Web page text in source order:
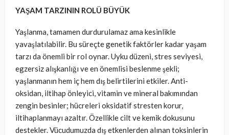
YAŞAM TARZININ ROLÜ BÜYÜK
Yaşlanma, tamamen durdurulamaz ama kesinlikle
yavaşlatılabilir. Bu süreçte genetik faktörler kadar yaşam
tarzı da önemli bir rol oynar. Uyku düzeni, stres seviyesi,
egzersiz alışkanlığı ve en önemlisi beslenme şekli;
yaşlanmanın hem iç hem dış belirtilerini etkiler. Anti-
oksidan, iltihap önleyici, vitamin ve mineral bakımından
zengin besinler; hücreleri oksidatif stresten korur,
iltihaplanmayı azaltır. Özellikle cilt ve kemik dokusunu
destekler. Vücudumuzda dış etkenlerden alınan toksinlerin